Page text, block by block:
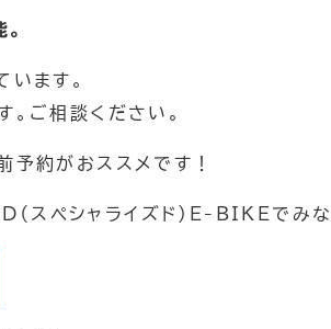
ます。
ご相談ください。
予約がおススメです！
スペシャライズド）E-BIKEでみな